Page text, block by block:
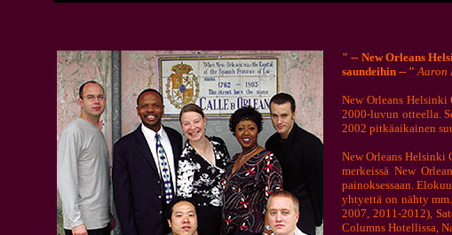
" -- New Orleans
saundeihin -- " Aaron
New Orleans Helsinki
2000-luvun otteella.
2002 pitkäaikainen
New Orleans
merkeissä New
painoksessaan.
yhtyettä on nähty
2007, 2011-2012),
Columns Hotellissa,